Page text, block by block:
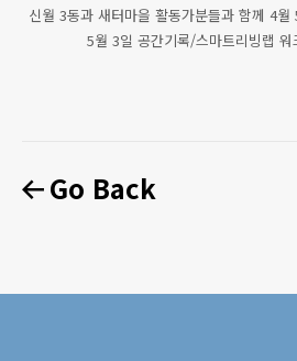
신월 3동과 새터마을 활동가분들과 함께 4
5월 3일 공간기록/스마트리빙랩
Go Back